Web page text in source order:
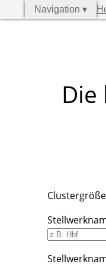
Navigation ▾
Clustergröße